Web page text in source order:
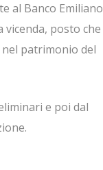
al Banco Emiliano
posto che
patrimonio del
e poi dal